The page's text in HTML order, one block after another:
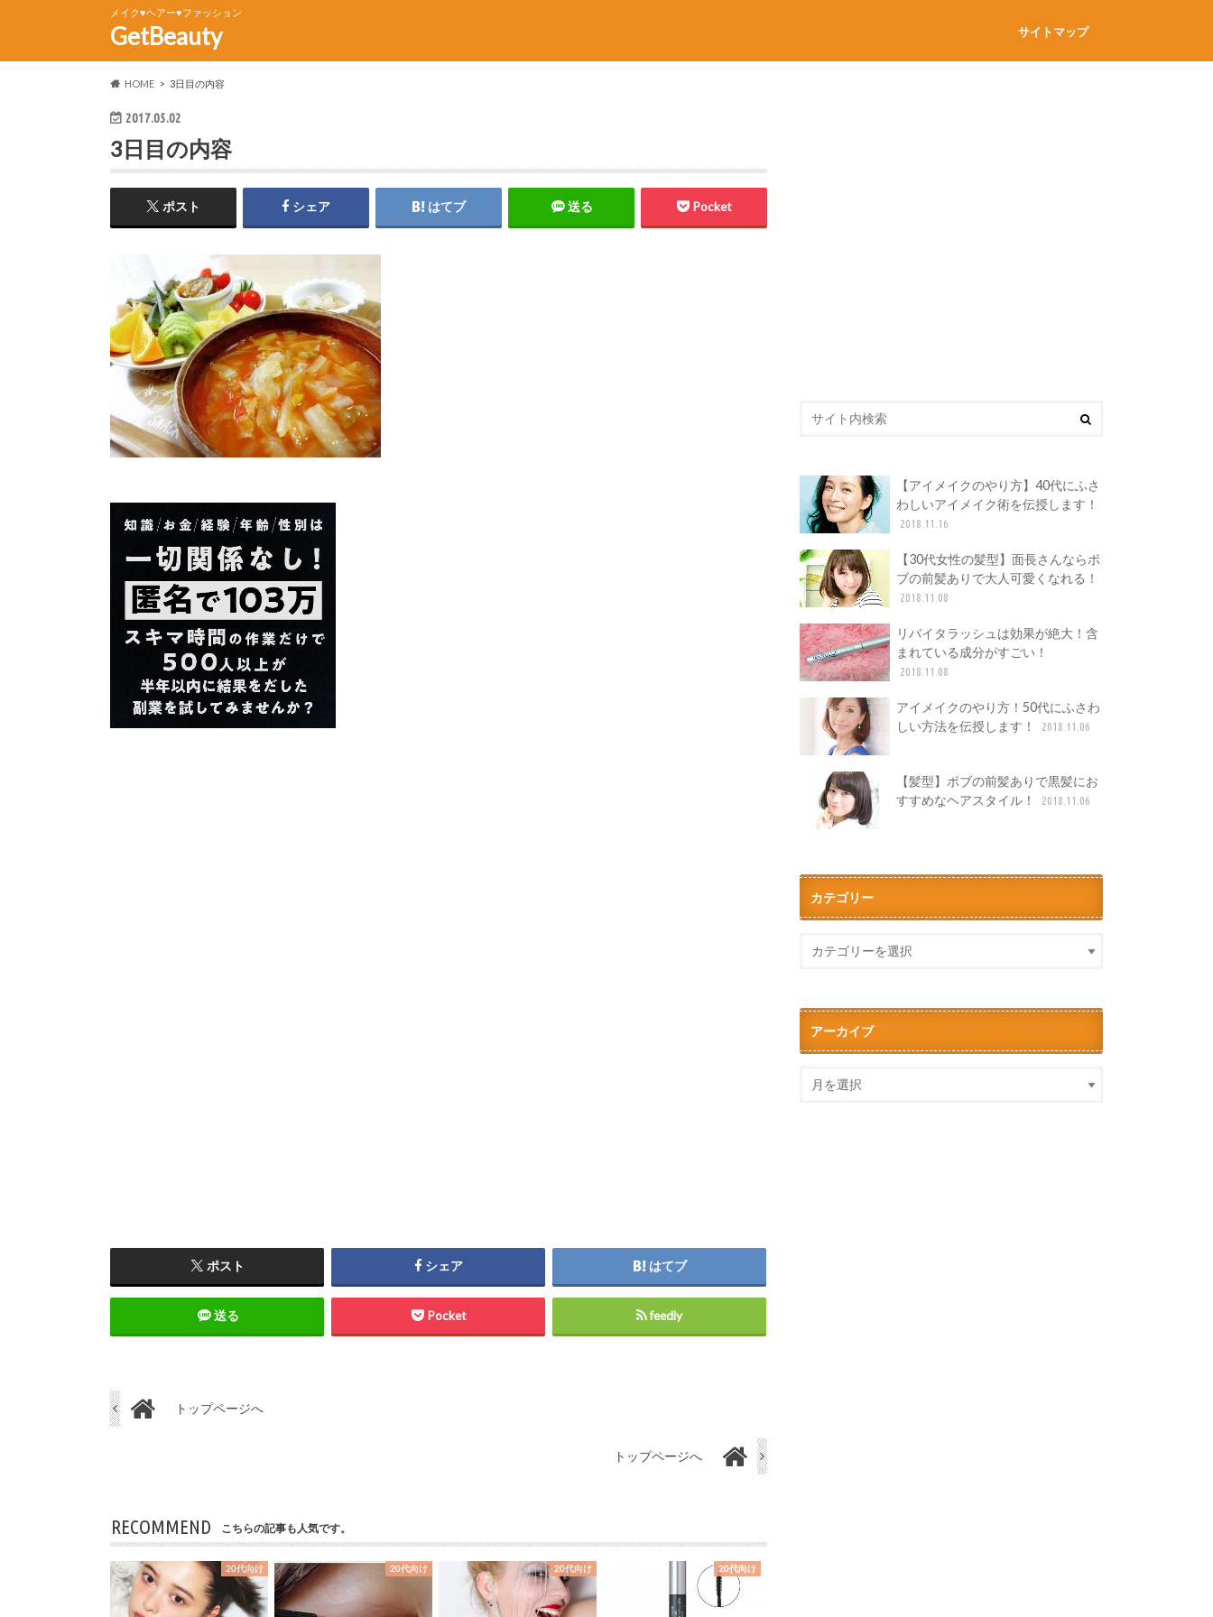
メイク♥ヘアー♥ファッション
GetBeauty サイトマップ
HOME 3日目の内容
2017.05.02
3日目の内容
ポスト シェア はてブ 送る Pocket
ポスト シェア はてブ
送る Pocket feedly
トップページへ
トップページへ
RECOMMEND こちらの記事も人気です。
20代向け 20代向け 20代向け 20代向け
【アイメイクのやり方】40代にふさ
わしいアイメイク術を伝授します！
2018.11.16
【30代女性の髪型】面長さんならボ
ブの前髪ありで大人可愛くなれる！
2018.11.08
リバイタラッシュは効果が絶大！含
まれている成分がすごい！
2018.11.08
アイメイクのやり方！50代にふさわ
しい方法を伝授します！
2018.11.06
【髪型】ボブの前髪ありで黒髪にお
すすめなヘアスタイル！
2018.11.06
カテゴリー
アーカイブ